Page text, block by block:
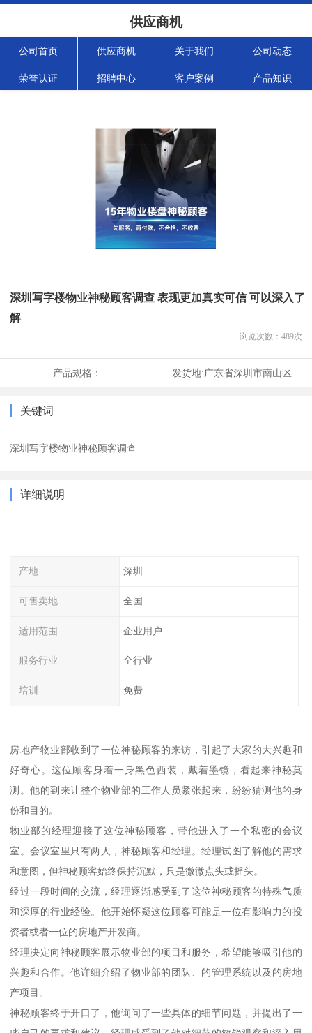
供应商机
公司首页 供应商机 关于我们 公司动态
荣誉认证 招聘中心 客户案例 产品知识
深圳写字楼物业神秘顾客调查 表现更加真实可信 可以深入了
解
浏览次数： 489次
产品规格： 发货地:广东省深圳市南山区
关键词
深圳写字楼物业神秘顾客调查
详细说明
产地 深圳
可售卖地 全国
适用范围 企业用户
服务行业 全行业
培训 免费
房地产物业部收到了一位神秘顾客的来访，引起了大家的大兴趣和
好奇心。这位顾客身着一身黑色西装，戴着墨镜，看起来神秘莫
测。他的到来让整个物业部的工作人员紧张起来，纷纷猜测他的身
份和目的。
物业部的经理迎接了这位神秘顾客，带他进入了一个私密的会议
室。会议室里只有两人，神秘顾客和经理。经理试图了解他的需求
和意图，但神秘顾客始终保持沉默，只是微微点头或摇头。
经过一段时间的交流，经理逐渐感受到了这位神秘顾客的特殊气质
和深厚的行业经验。他开始怀疑这位顾客可能是一位有影响力的投
资者或者一位的房地产开发商。
经理决定向神秘顾客展示物业部的项目和服务，希望能够吸引他的
兴趣和合作。他详细介绍了物业部的团队、的管理系统以及的房地
产项目。
神秘顾客终于开口了，他询问了一些具体的细节问题，并提出了一